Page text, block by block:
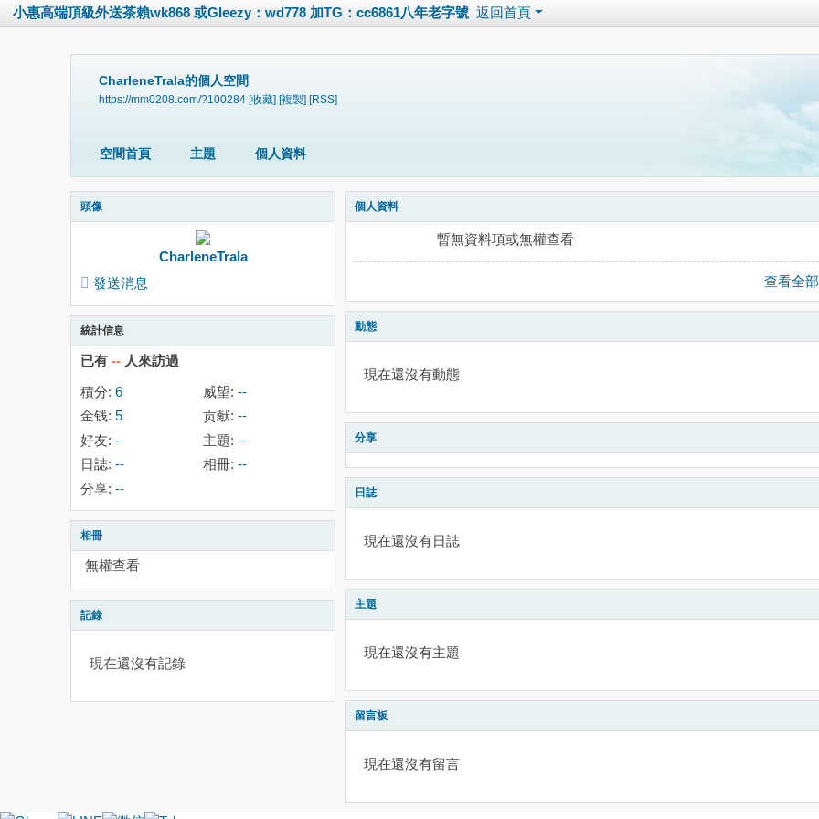
小惠高端頂級外送茶賴wk868 或Gleezy：wd778 加TG：cc6861八年老字號 返回首頁
CharleneTrala的個人空間
https://mm0208.com/?100284 [收藏] [複製] [RSS]
空間首頁 主題 個人資料
頭像
CharleneTrala
發送消息
統計信息
已有 -- 人來訪過
積分: 6 威望: --
金钱: 5 贡献: --
好友: -- 主題: --
日誌: -- 相冊: --
分享: --
相冊
無權查看
記錄
現在還沒有記錄
個人資料
暫無資料項或無權查看
查看全
動態
現在還沒有動態
分享
日誌
現在還沒有日誌
主題
現在還沒有主題
留言板
現在還沒有留言